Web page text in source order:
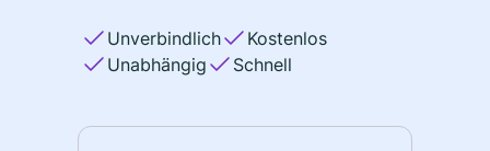
Unverbindlich
Kostenlos
Unabhängig
Schnell